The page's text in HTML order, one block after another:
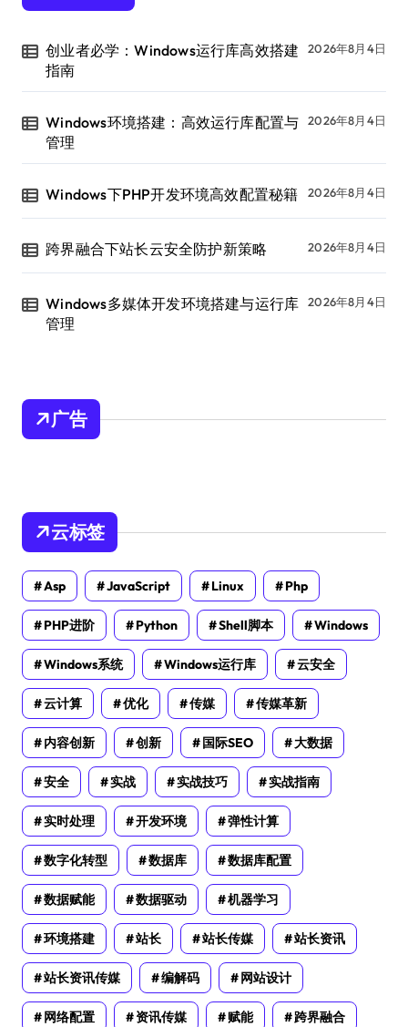
创业者必学：Windows运行库高效搭建
指南
2026年8月4日
Windows环境搭建：高效运行库配置与
管理
2026年8月4日
Windows下PHP开发环境高效配置秘籍 2026年8月4日
跨界融合下站长云安全防护新策略 2026年8月4日
Windows多媒体开发环境搭建与运行库
管理
2026年8月4日
广告
云标签
Asp JavaScript Linux Php
PHP进阶 Python Shell脚本 Windows
Windows系统 Windows运行库 云安全
云计算 优化 传媒 传媒革新
内容创新 创新 国际SEO 大数据
安全 实战 实战技巧 实战指南
实时处理 开发环境 弹性计算
数字化转型 数据库 数据库配置
数据赋能 数据驱动 机器学习
环境搭建 站长 站长传媒 站长资讯
站长资讯传媒 编解码 网站设计
网络配置 资讯传媒 赋能 跨界融合